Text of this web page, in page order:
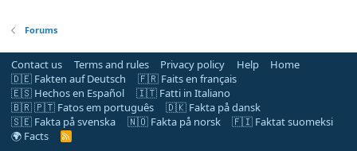
Forums
Contact us Terms and rules Privacy policy Help
Home
🇩🇪 Fakten auf Deutsch
🇫🇷 Faits en français
🇪🇸 Hechos en Español
🇮🇹 Fatti in Italiano
🇧🇷 🇵🇹 Fatos em português
🇩🇰 Fakta på dansk
🇸🇪 Fakta på svenska
🇳🇴 Fakta på norsk
🇫🇮 Faktat suomeksi
🌍 Facts
R